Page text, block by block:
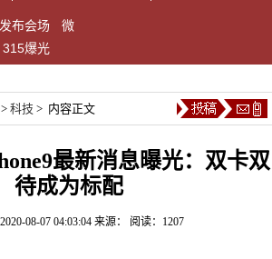
发布会场
微
315爆光
> 科技 > 内容正文
最新消息曝光：双卡双
待成为标配
2020-08-07 04:03:04 来源： 阅读：1207